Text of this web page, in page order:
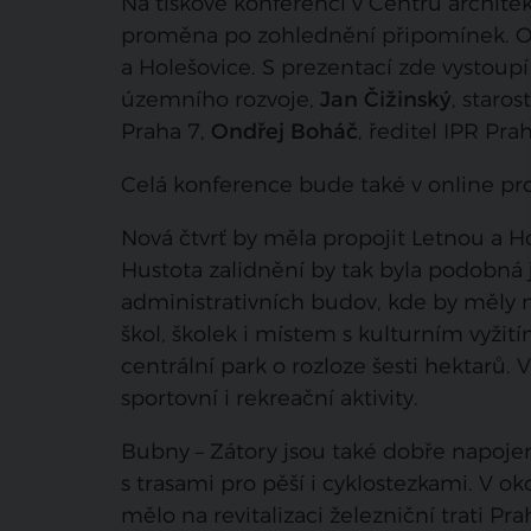
proměna po zohlednění připomínek.
a Holešovice. S prezentací zde vystoupí
územního rozvoje, Jan Čižinský,
Praha 7, Ondřej Boháč, ředitel IPR
Celá konference bude také v online
Nová čtvrť by měla propojit Letnou a
Hustota zalidnění by tak byla
administrativních budov, kde by měly
škol, školek i místem s kulturním
centrální park o rozloze šesti
sportovní i rekreační aktivity.
Bubny – Zátory jsou také dobře
s trasami pro pěší i cyklostezkami. V
mělo na revitalizaci železniční trati